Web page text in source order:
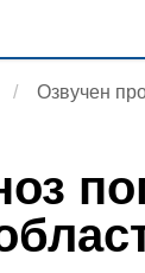
Озвучен